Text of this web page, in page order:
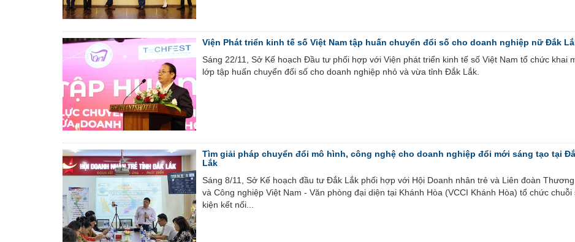
Viện Phát triển kinh tế số Việt Nam tập huấn chuyển đổi số cho doanh nghiệp nữ Đắk
Sáng 22/11, Sở Kế hoạch Đầu tư phối hợp với Viện phát triển kinh tế số Việt Nam tổ chức khai
lớp tập huấn chuyển đổi số cho doanh nghiệp nhỏ và vừa tỉnh Đắk Lắk.
Tìm giải pháp chuyển đổi mô hình, công nghệ cho doanh nghiệp đổi mới sáng tạo tại
Lắk
Sáng 8/11, Sở Kế hoạch đầu tư Đắk Lắk phối hợp với Hội Doanh nhân trẻ và Liên đoàn
và Công nghiệp Việt Nam - Văn phòng đại diện tại Khánh Hòa (VCCI Khánh Hòa) tổ chức chuỗi
kiện kết nối...